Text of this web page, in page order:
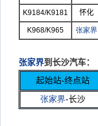
K9184/K9181 怀化
K968/K965 张家界
张家界到长沙汽车：
起始站-终点站
张家界-长沙